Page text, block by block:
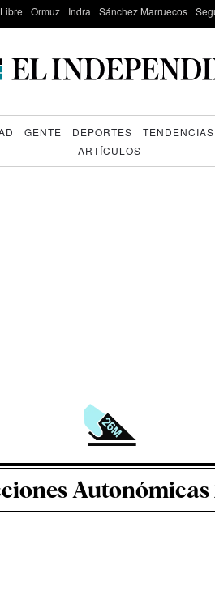
Ormuz Indra Sánchez Marruecos
GENTE DEPORTES TENDENCIAS
ARTÍCULOS
Autonómicas